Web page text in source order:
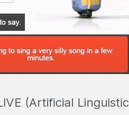
(Artificial Linguistic